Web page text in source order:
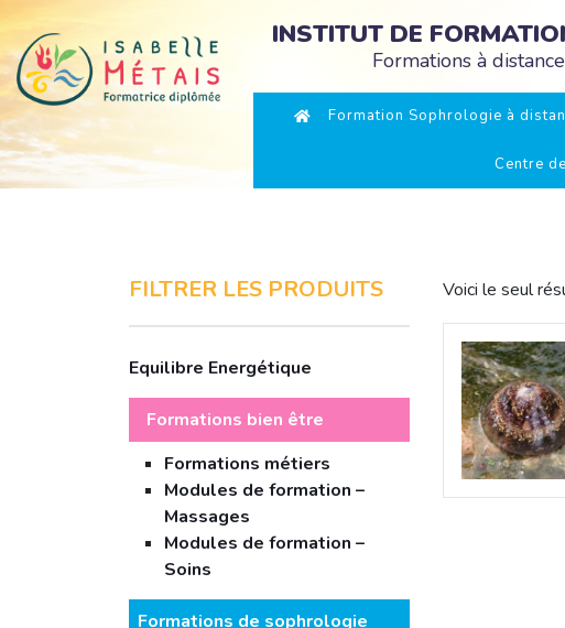
INSTITUT DE
Formations à
Formation Sophrologie à
Centre
FILTRER LES PRODUITS
Equilibre Energétique
Formations bien être
Formations métiers
Modules de formation –
Massages
Modules de formation –
Soins
Formations de sophrologie
Voici le seul